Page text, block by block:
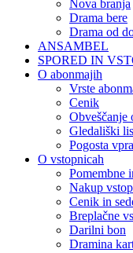
Nova branja
Drama bere
Drama od
ANSAMBEL
SPORED IN
O abonmajih
Vrste
Cenik
Obveščanje
Gledališki
Pogosta
O vstopnicah
Pomembne
Nakup
Cenik in
Breplačne
Darilni bon
Dramina